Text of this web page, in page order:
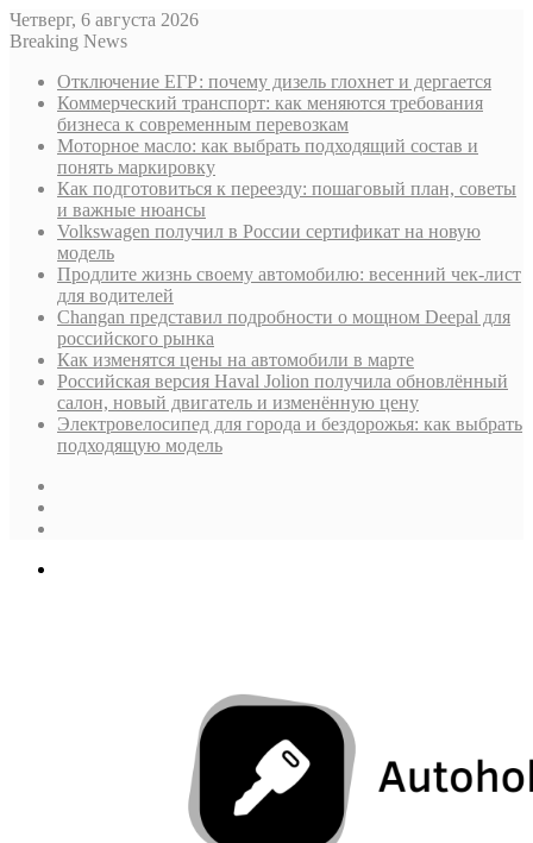
Четверг, 6 августа 2026
Breaking News
Отключение ЕГР: почему дизель глохнет и дергается
Коммерческий транспорт: как меняются требования
бизнеса к современным перевозкам
Моторное масло: как выбрать подходящий состав и
понять маркировку
Как подготовиться к переезду: пошаговый план, советы
и важные нюансы
Volkswagen получил в России сертификат на новую
модель
Продлите жизнь своему автомобилю: весенний чек-лист
для водителей
Changan представил подробности о мощном Deepal для
российского рынка
Как изменятся цены на автомобили в марте
Российская версия Haval Jolion получила обновлённый
салон, новый двигатель и изменённую цену
Электровелосипед для города и бездорожья: как выбрать
подходящую модель